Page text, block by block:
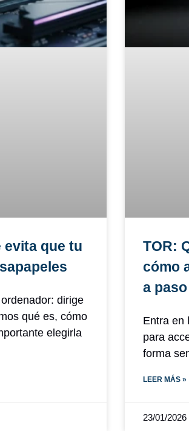
evita que tu
dirige
qué es, cómo
elegirla
TOR:
cómo
a paso
Entra en
para
forma
LEER MÁS »
23/01/2026